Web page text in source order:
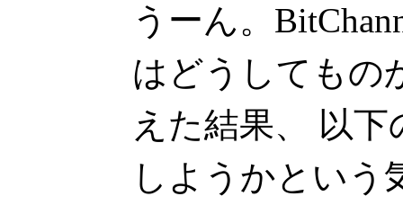
うーん。
はどうしてもの
えた結果、 以
しようかという